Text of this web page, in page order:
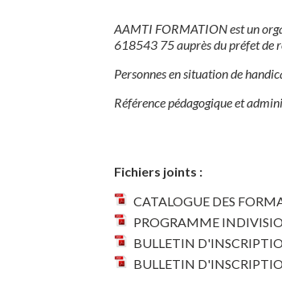
AAMTI FORMATION est un
618543 75 auprès du préfet de
Personnes en situation de
Référence pédagogique et
Fichiers joints :
CATALOGUE DES
PROGRAMME
BULLETIN
BULLETIN